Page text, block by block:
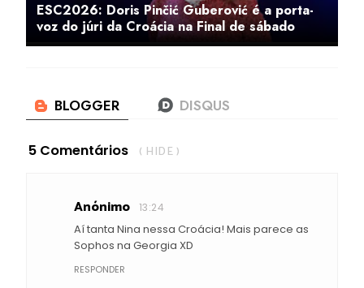
ESC2026: Doris Pinčić Guberović é a porta-
voz do júri da Croácia na Final de sábado
5 Comentários ( HIDE )
Anónimo 13:24
Aí tanta Nina nessa Croácia! Mais parece as
Sophos na Georgia XD
RESPONDER